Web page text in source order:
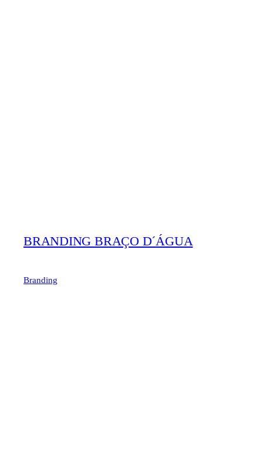
BRANDING BRAÇO D´ÁGUA
Branding